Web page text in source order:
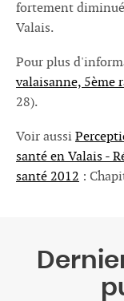
Maladies
Dépendances
Vaccination et
fortement diminué
Valais.
Pour plus
valaisanne, 5ème
28).
Voir aussi
santé en Valais -
santé 2012 :